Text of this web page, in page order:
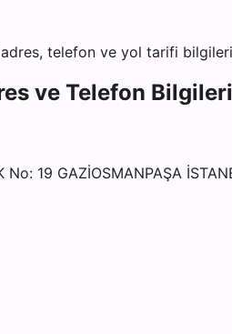
adres, telefon ve yol tarifi
ve Telefon Bilgileri
19 GAZİOSMANPAŞA